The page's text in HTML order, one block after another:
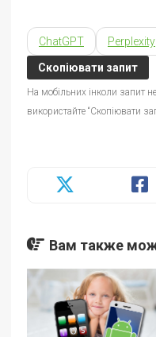
ChatGPT Perplexity
Скопіювати запит
На мобільних інколи запит
використайте “Скопіювати
Вам также